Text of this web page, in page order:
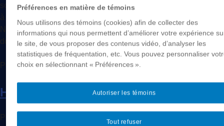
souvenirs liés à Marcelo, vous pouvez le faire en nous écrivant
à cette adresse courriel: HommageMarceloOtero@gmail.com.
Nous regrouperons les messages dans un cahier que nous
donnerons à sa famille.
Posted in BabillardTaggedMarcelo Otero
Hommage à Marcelo Otero
Posted on Ancelovici, Marcos
Préférences en matière de témoins
Nous utilisons des témoins (cookies) afin de collecter des
informations qui nous permettent d’améliorer votre expérience
le site, de vous proposer des contenus vidéo, d’analyser les
statistiques de fréquentation, etc. Vous pouvez personnaliser
choix en sélectionnant « Préférences ».
Tout refuser
Autoriser les témoins